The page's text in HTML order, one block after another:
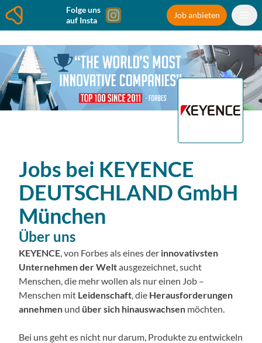
Folge uns
auf Insta
Job anbieten
Jobs bei KEYENCE
DEUTSCHLAND GmbH
München
Über uns
KEYENCE, von Forbes als eines der innovativsten
Unternehmen der Weltausgezeichnet, sucht
Menschen, die mehr wollen als nur einen Job –
Menschen mit Leidenschaft, die Herausforderungen
annehmen und über sich hinauswachsen möchten.
Bei uns geht es nicht nur darum, Produkte zu entwickeln